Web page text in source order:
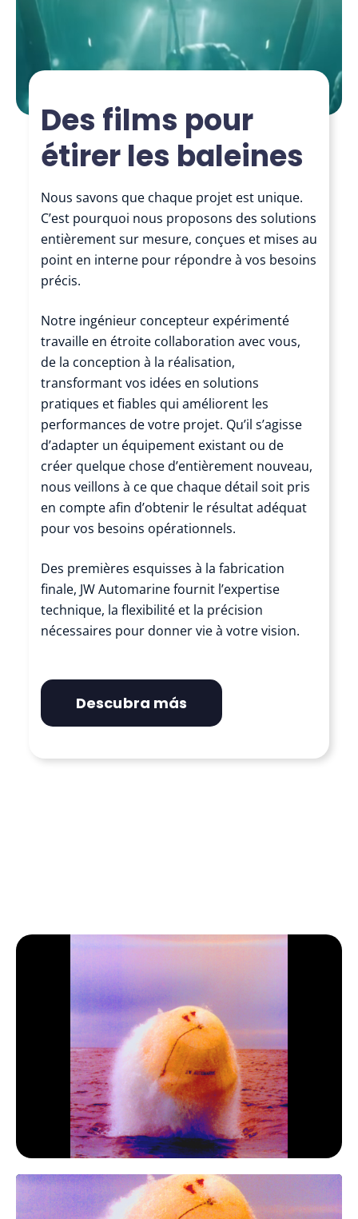
Des films pour
étirer les baleines
Nous savons que chaque projet est unique.
C’est pourquoi nous proposons des solutions
entièrement sur mesure, conçues et mises au
point en interne pour répondre à vos besoins
précis.
Notre ingénieur concepteur expérimenté
travaille en étroite collaboration avec vous,
de la conception à la réalisation,
transformant vos idées en solutions
pratiques et fiables qui améliorent les
performances de votre projet. Qu’il s’agisse
d’adapter un équipement existant ou de
créer quelque chose d’entièrement nouveau,
nous veillons à ce que chaque détail soit pris
en compte afin d’obtenir le résultat adéquat
pour vos besoins opérationnels.
Des premières esquisses à la fabrication
finale, JW Automarine fournit l’expertise
technique, la flexibilité et la précision
nécessaires pour donner vie à votre vision.
Descubra más